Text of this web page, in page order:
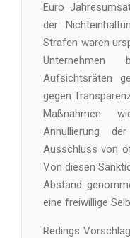
Euro
der
Strafen waren
Aufsichtsräten
gegen
Maßnahmen
Annullierung
Ausschluss von
Von diesen
Abstand
eine freiwillige
Redings